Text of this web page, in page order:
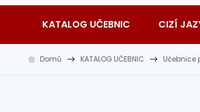
KATALOG UČEBNIC CIZÍ
Domů KATALOG UČEBNIC Učebnice